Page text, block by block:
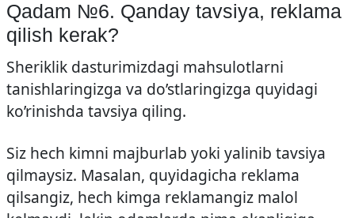
Qadam №6. Qanday tavsiya, reklama
qilish kerak?
Sheriklik dasturimizdagi mahsulotlarni
tanishlaringizga va do’stlaringizga quyidagi
ko’rinishda tavsiya qiling.
Siz hech kimni majburlab yoki yalinib tavsiya
qilmaysiz. Masalan, quyidagicha reklama
qilsangiz, hech kimga reklamangiz malol